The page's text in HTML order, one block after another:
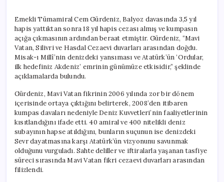
Bir
Vizyon
için
Emekli Tümamiral Cem Gürdeniz, Balyoz davasında 3,5 yıl
hapis yattıktan sonra 18 yıl hapis cezası almış ve kumpasın
açığa çıkmasının ardından beraat etmiştir. Gürdeniz, “Mavi
Vatan, Silivri ve Hasdal Cezaevi duvarları arasından doğdu.
Misak-ı Millî’nin denizdeki yansıması ve Atatürk’ün ‘Ordular,
ilk hedefiniz Akdeniz’ emrinin günümüze etkisidir,” şeklinde
açıklamalarda bulundu.
Gürdeniz, Mavi Vatan fikrinin 2006 yılında zor bir dönem
içerisinde ortaya çıktığını belirterek, 2008’den itibaren
kumpas davaları nedeniyle Deniz Kuvvetleri’nin faaliyetlerinin
kısıtlandığını ifade etti. 40 amiral ve 400 nitelikli deniz
subayının hapse atıldığını, bunların suçunun ise denizdeki
Sevr dayatmasına karşı Atatürk’ün vizyonunu savunmak
olduğunu vurguladı. Sahte deliller ve iftiralarla yaşanan tasfiye
süreci sırasında Mavi Vatan fikri cezaevi duvarları arasından
filizlendi.